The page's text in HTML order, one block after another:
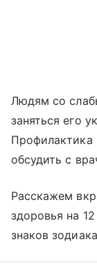
Людям со
заняться его
Профилактика
обсудить с
Расскажем
здоровья на
знаков